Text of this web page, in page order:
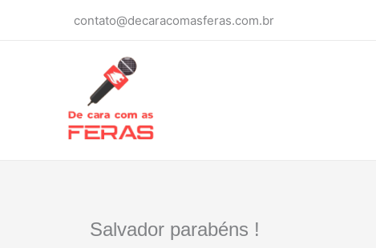
contato@decaracomasferas.com.br
Salvador parabéns !